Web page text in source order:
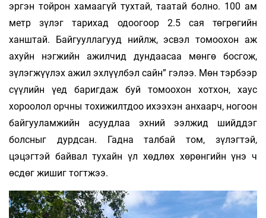
эргэн тойрон хамаагүй тухтай, таатай болно. 100 ам
метр зүлэг тарихад одоогоор 2.5 сая төгрөгийн
ханштай. Байгууллагууд нийлж, эсвэл томоохон аж
ахуйн нэгжийн ажилчид дундаасаа мөнгө босгож,
зүлэгжүүлэх ажил эхлүүлбэл сайн” гэлээ. Мөн тэрбээр
сүүлийн үед баригдаж буй томоохон хотхон, хаус
хороолол орчны тохижилтдоо ихээхэн анхаарч, ногоон
байгууламжийн асуудлаа эхний ээлжид шийддэг
болсныг дурдсан. Гадна талбай том, зүлэгтэй,
цэцэгтэй байвал тухайн үл хөдлөх хөрөнгийн үнэ ч
өсдөг жишиг тогтжээ.